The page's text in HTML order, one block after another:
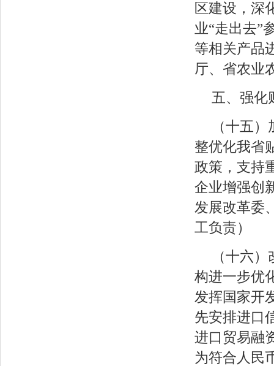
区建设，深
业“走出去”
等相关产品
厅、省农业
五、强化
（十五
整优化我省
政策，支持
企业增强创
发展改革委
工负责）
（十六
构进一步优
发挥国家开
先安排进口
进口贸易融
为符合人民